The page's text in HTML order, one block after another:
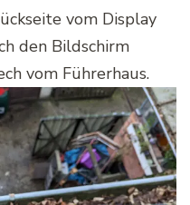
vom Display
den Bildschirm
vom Führerhaus.